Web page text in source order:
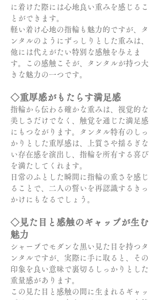
に着けた際には心地良い重みを感じるこ
とができます。
軽い着け心地の指輪も魅力的ですが、タ
ンタルのようにずっしりとした重みは、
他には代えがたい特別な感触を与えま
す。この感触こそが、タンタルが持つ大
きな魅力の一つです。
◇重厚感がもたらす満足感
指輪から伝わる確かな重みは、視覚的な
美しさだけでなく、触覚を通じた満足感
にもつながります。タンタル特有のしっ
かりとした重厚感は、上質さや揺るぎな
い存在感を演出し、指輪を所有する喜び
を満たしてくれます。
日常のふとした瞬間に指輪の重さを感じ
ることで、二人の誓いを再認識するきっ
かけにもなるでしょう。
◇見た目と感触のギャップが生む
魅力
シャープでモダンな黒い見た目を持つタ
ンタルですが、実際に手に取ると、その
印象を良い意味で裏切るしっかりとした
重量感があります。
この見た目と感触の間に生まれるギャッ